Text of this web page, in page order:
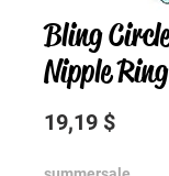
Bling
Nipple Ring
19,19 $Preis